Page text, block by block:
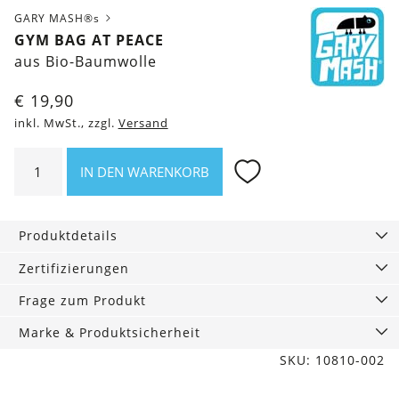
GARY MASH®s
GYM BAG AT PEACE
aus Bio-Baumwolle
€ 19,90
inkl. MwSt., zzgl. Versand
Bag
Menge
IN DEN WARENKORB
Produktdetails
Zertifizierungen
Frage zum Produkt
Marke & Produktsicherheit
SKU: 10810-002